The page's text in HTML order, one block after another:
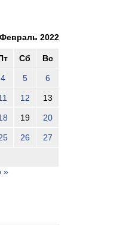
Февраль 2022
Сб Вс
4 5 6
12 13
19 20
26 27
»